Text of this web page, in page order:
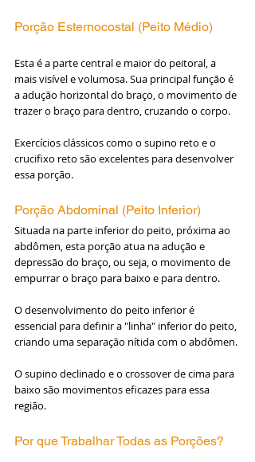
Porção Esternocostal (Peito Médio)
Esta é a parte central e maior do peitoral, a
mais visível e volumosa. Sua principal função é
a adução horizontal do braço, o movimento de
trazer o braço para dentro, cruzando o corpo.
Exercícios clássicos como o supino reto e o
crucifixo reto são excelentes para desenvolver
essa porção.
Porção Abdominal (Peito Inferior)
Situada na parte inferior do peito, próxima ao
abdômen, esta porção atua na adução e
depressão do braço, ou seja, o movimento de
empurrar o braço para baixo e para dentro.
O desenvolvimento do peito inferior é
essencial para definir a "linha" inferior do peito,
criando uma separação nítida com o abdômen.
O supino declinado e o crossover de cima para
baixo são movimentos eficazes para essa
região.
Por que Trabalhar Todas as Porções?